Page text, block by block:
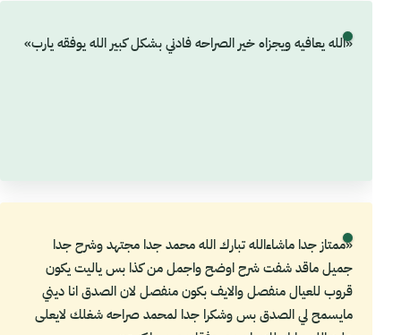
«الله يعافيه ويجزاه خير الصراحه فادني بشكل كبير الله يوفقه يارب»
«ممتاز جدا ماشاءالله تبارك الله محمد جدا مجتهد وشرح جدا
جميل ماقد شفت شرح اوضح واجمل من كذا بس ياليت يكون
قروب للعيال منفصل والايف بكون منفصل لان الصدق انا ديني
مايسمح لي الصدق بس وشكرا جدا لمحمد صراحه شغلك لايعلى